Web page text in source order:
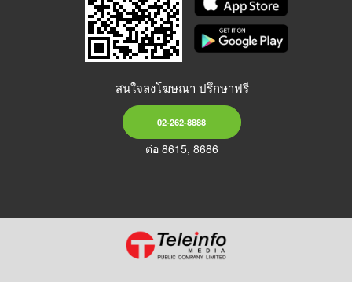
สนใจลงโฆษณา ปรึกษาฟรี
02-262-8888
ต่อ 8615, 8686